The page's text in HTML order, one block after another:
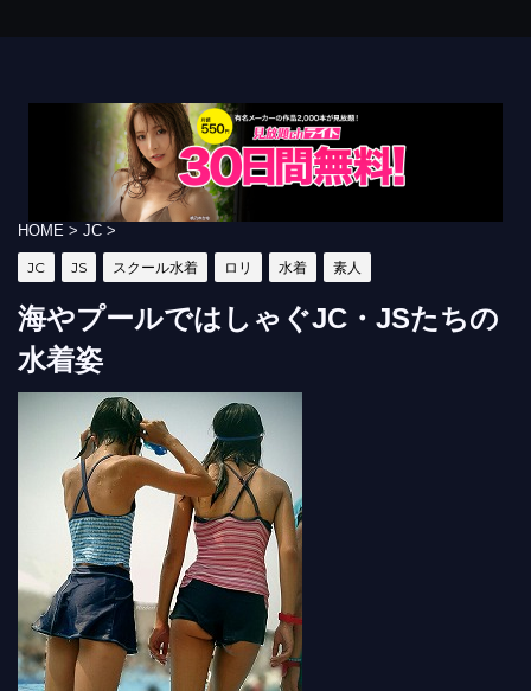
HOME > JC >
JC JS スクール水着 ロリ 水着 素人
海やプールではしゃぐJC・JSたちの
水着姿